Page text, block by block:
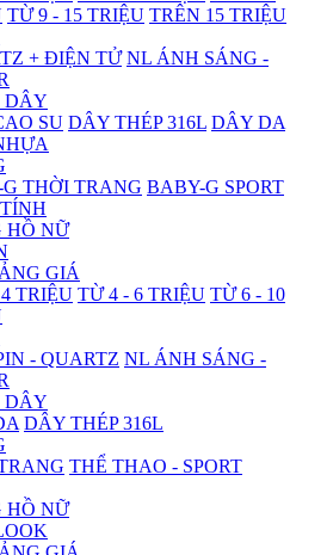
TỪ 9 - 15 TRIỆU TRÊN 15 TRIỆU
+ ĐIỆN TỬ NL ÁNH SÁNG -
DÂY
SU DÂY THÉP 316L DÂY DA
THỜI TRANG BABY-G SPORT
HỒ NỮ
GIÁ
TRIỆU TỪ 4 - 6 TRIỆU TỪ 6 - 10
- QUARTZ NL ÁNH SÁNG -
DÂY
DÂY THÉP 316L
THỂ THAO - SPORT
HỒ NỮ